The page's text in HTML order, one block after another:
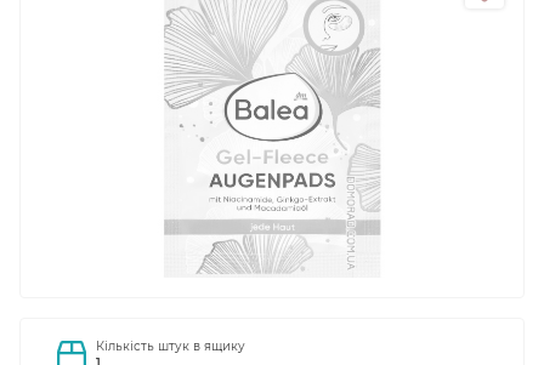
Кількість штук в ящику